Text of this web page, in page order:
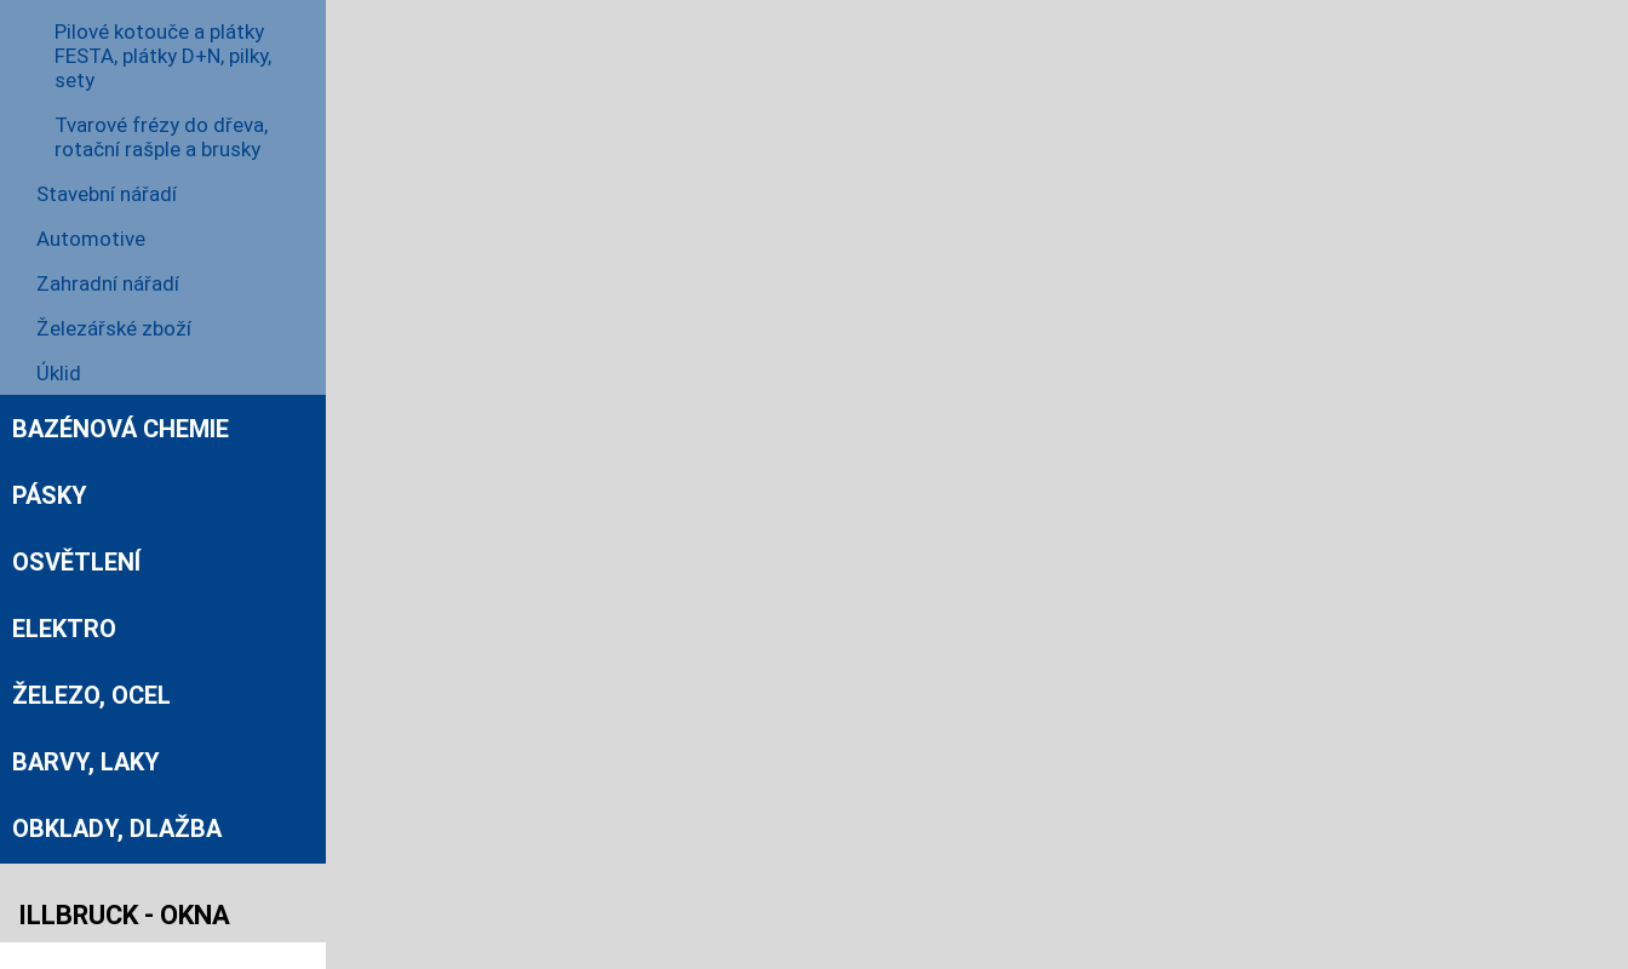
Pilové kotouče a plátky
FESTA, plátky D+N, pilky,
sety
Tvarové frézy do dřeva,
rotační rašple a brusky
Stavební nářadí
Automotive
Zahradní nářadí
Železářské zboží
Úklid
BAZÉNOVÁ CHEMIE
PÁSKY
OSVĚTLENÍ
ELEKTRO
ŽELEZO, OCEL
BARVY, LAKY
OBKLADY, DLAŽBA
ILLBRUCK - OKNA